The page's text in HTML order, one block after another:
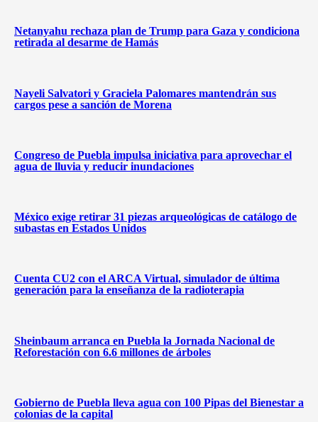
Netanyahu rechaza plan de Trump para Gaza y condiciona
retirada al desarme de Hamás
Nayeli Salvatori y Graciela Palomares mantendrán sus
cargos pese a sanción de Morena
Congreso de Puebla impulsa iniciativa para aprovechar el
agua de lluvia y reducir inundaciones
México exige retirar 31 piezas arqueológicas de catálogo de
subastas en Estados Unidos
Cuenta CU2 con el ARCA Virtual, simulador de última
generación para la enseñanza de la radioterapia
Sheinbaum arranca en Puebla la Jornada Nacional de
Reforestación con 6.6 millones de árboles
Gobierno de Puebla lleva agua con 100 Pipas del Bienestar a
colonias de la capital